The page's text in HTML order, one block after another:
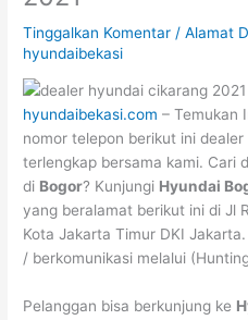
Tinggalkan Komentar /Alamat
hyundaibekasi
hyundaibekasi.com– Temukan
nomor telepon berikut ini
terlengkap bersama kami. Cari
di Bogor? Kunjungi Hyundai
yang beralamat berikut ini di Jl
Kota Jakarta Timur DKI
/ berkomunikasi melalui
Pelanggan bisa berkunjung ke